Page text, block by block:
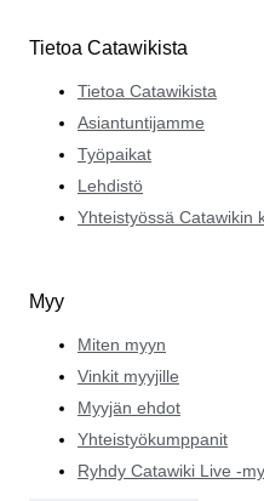
Tietoa Catawikista
Tietoa Catawikista
Asiantuntijamme
Työpaikat
Lehdistö
Yhteistyössä Catawikin
Myy
Miten myyn
Vinkit myyjille
Myyjän ehdot
Yhteistyökumppanit
Ryhdy Catawiki Live -